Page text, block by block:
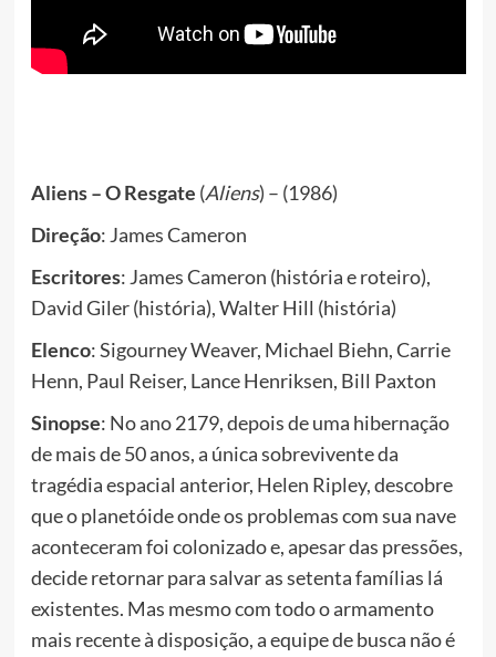
Aliens – O Resgate (Aliens) – (1986)
Direção: James Cameron
Escritores: James Cameron (história e roteiro),
David Giler (história), Walter Hill (história)
Elenco: Sigourney Weaver, Michael Biehn, Carrie
Henn, Paul Reiser, Lance Henriksen, Bill Paxton
Sinopse: No ano 2179, depois de uma hibernação
de mais de 50 anos, a única sobrevivente da
tragédia espacial anterior, Helen Ripley, descobre
que o planetóide onde os problemas com sua nave
aconteceram foi colonizado e, apesar das pressões,
decide retornar para salvar as setenta famílias lá
existentes. Mas mesmo com todo o armamento
mais recente à disposição, a equipe de busca não é